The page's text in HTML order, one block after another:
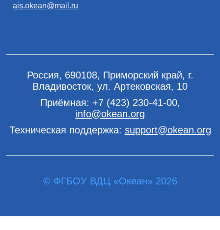
ais.okean@mail.ru
Россия, 690108, Приморский край, г.
Владивосток, ул. Артековская, 10
Приёмная: +7 (423) 230-41-00,
info@okean.org
Техническая поддержка: support@okean.org
© ФГБОУ ВДЦ «Океан» 2026